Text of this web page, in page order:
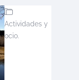
Actividades y
ocio.